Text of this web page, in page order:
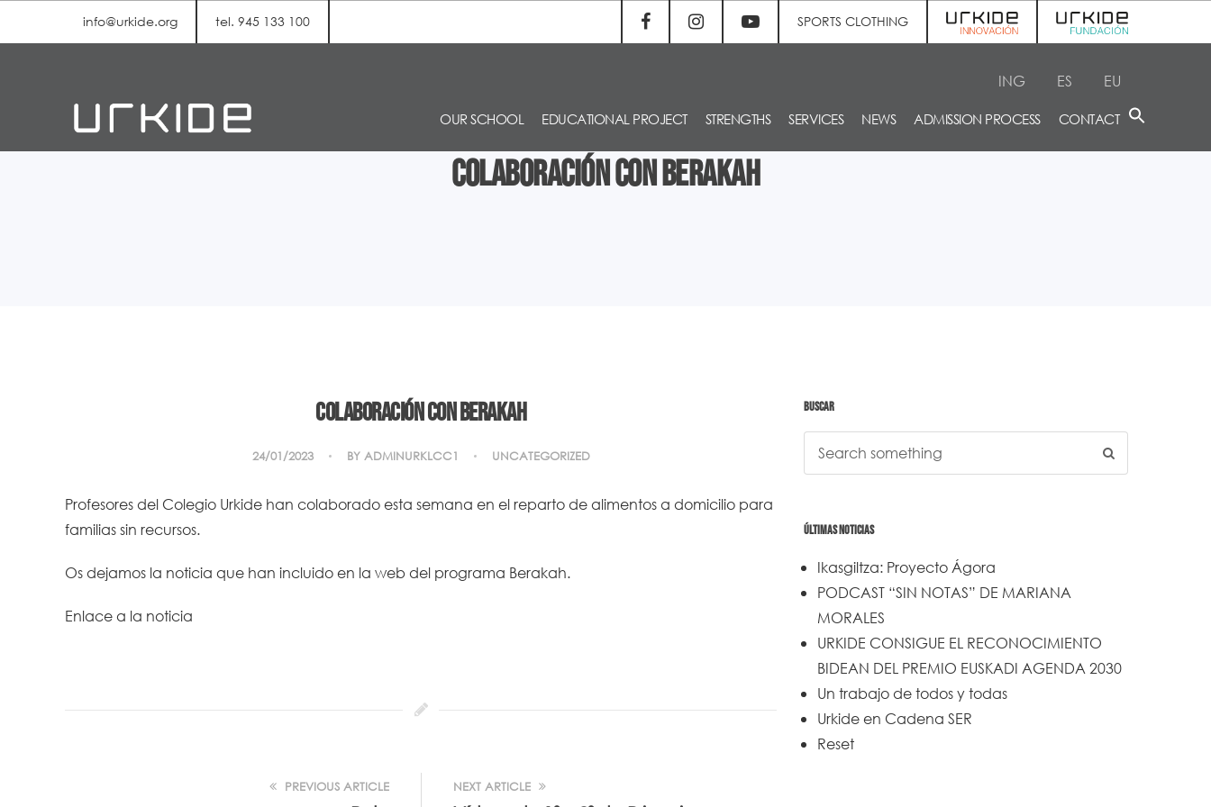
info@urkide.org tel. 945 133 100 SPORTS CLOTHING
ING ES EU
OUR SCHOOL EDUCATIONAL PROJECT STRENGTHS SERVICES NEWS ADMISSION PROCESS CONTACT
Colaboración con Berakah
Colaboración con Berakah
24/01/2023 BY ADMINURKLCC1 UNCATEGORIZED
Profesores del Colegio Urkide han colaborado esta semana en el reparto de alimentos a domicilio para
familias sin recursos.
Os dejamos la noticia que han incluido en la web del programa Berakah.
Enlace a la noticia
PREVIOUS ARTICLE NEXT ARTICLE
BUSCAR
ÚLTIMAS NOTICIAS
Ikasgiltza: Proyecto Ágora
PODCAST “SIN NOTAS” DE MARIANA
MORALES
URKIDE CONSIGUE EL RECONOCIMIENTO
BIDEAN DEL PREMIO EUSKADI AGENDA 2030
Un trabajo de todos y todas
Urkide en Cadena SER
Reset